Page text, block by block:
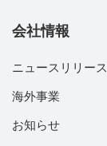
会社情報
ニュースリリース
海外事業
お知らせ